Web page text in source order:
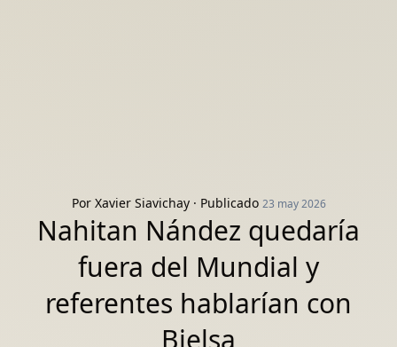
Por Xavier Siavichay· Publicado 23 may 2026
Nahitan Nández quedaría
fuera del Mundial y
referentes hablarían con
Bielsa